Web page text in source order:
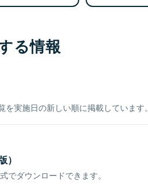
る情報
実施日の新しい順に掲載しています。
）
でダウンロードできます。